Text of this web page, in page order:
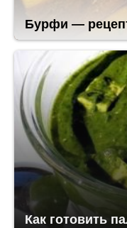
Бурфи —
Как готовить